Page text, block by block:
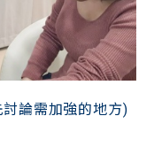
論需加強的地方)